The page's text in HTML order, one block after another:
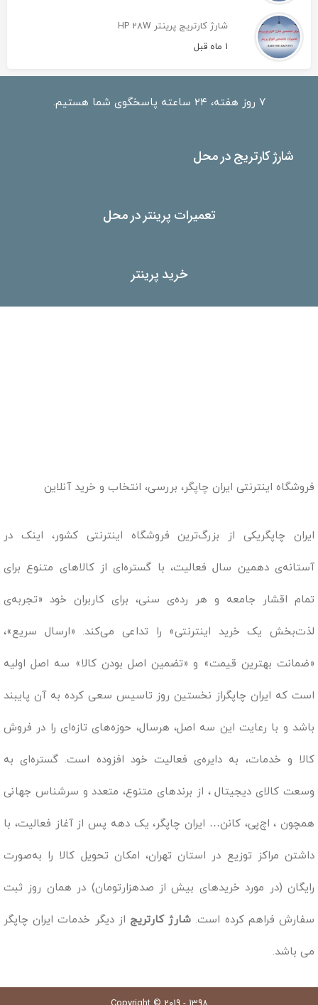
شارژ کارتریج پرینتر HP 28W
1 ماه قبل
۷ روز هفته، ۲۴ ساعته پاسخگوی شما هستیم.
شارژ کارتریج در محل
تعمیرات پرینتر در محل
خرید پرینتر
فروشگاه اینترنتی ایران چاپگر، بررسی، انتخاب و خرید آنلاین
ایران چاپگریکی از بزرگ‌ترین فروشگاه اینترنتی کشور، اینک در
آستانه‌ی دهمین سال فعالیت، با گستره‌ای از کالاهای متنوع برای
تمام اقشار جامعه و هر رده‌ی سنی، برای کاربران خود «تجربه‌ی
لذت‌بخش یک خرید اینترنتی» را تداعی می‌کند. «ارسال سریع»،
«ضمانت بهترین قیمت» و «تضمین اصل بودن کالا» سه اصل اولیه
است که ایران چاپگراز نخستین روز تاسیس سعی کرده به آن پایبند
باشد و با رعایت این سه اصل، هرسال، حوزه‌های تازه‌ای را در فروش
کالا و خدمات، به دایره‌ی فعالیت خود افزوده است. گستره‌ای به
وسعت کالای دیجیتال ، از برندهای متنوع، متعدد و سرشناس جهانی
همچون ، اچ‌پی، کانن… ایران چاپگر، یک دهه پس از آغاز فعالیت، با
داشتن مراکز توزیع در استان تهران، امکان تحویل کالا را به‌صورت
رایگان (در مورد خریدهای بیش از صدهزارتومان) در همان روز ثبت
سفارش فراهم کرده است. شارژ کارتریج از دیگر خدمات ایران چاپگر
می باشد.